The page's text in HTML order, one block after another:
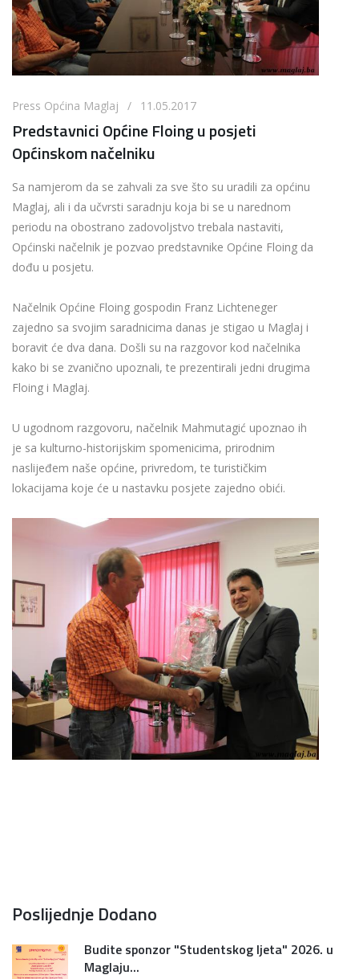
Press Općina Maglaj / 11.05.2017
Predstavnici Općine Floing u posjeti
Općinskom načelniku
Sa namjerom da se zahvali za sve što su uradili za općinu
Maglaj, ali i da učvrsti saradnju koja bi se u narednom
periodu na obostrano zadovoljstvo trebala nastaviti,
Općinski načelnik je pozvao predstavnike Općine Floing da
dođu u posjetu.
Načelnik Općine Floing gospodin Franz Lichteneger
zajedno sa svojim saradnicima danas je stigao u Maglaj i
boravit će dva dana. Došli su na razgovor kod načelnika
kako bi se zvanično upoznali, te prezentirali jedni drugima
Floing i Maglaj.
U ugodnom razgovoru, načelnik Mahmutagić upoznao ih
je sa kulturno-historijskim spomenicima, prirodnim
naslijeđem naše općine, privredom, te turističkim
lokacijama koje će u nastavku posjete zajedno obići.
Poslijednje Dodano
Budite sponzor "Studentskog ljeta" 2026. u
Maglaju...